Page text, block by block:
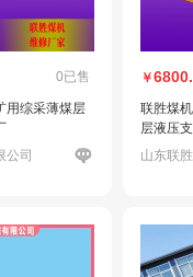
0已售
用综采薄煤层
公司
￥
联胜煤
层液压
山东联